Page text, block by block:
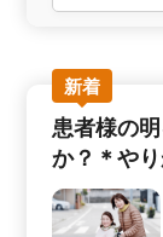
＜即日勤務
可能な方を
ズに就業でき
方々の即戦力
しています
訪問介護の特
います。交通
ています。
ポイントを明
新着
患者様の
か？＊や